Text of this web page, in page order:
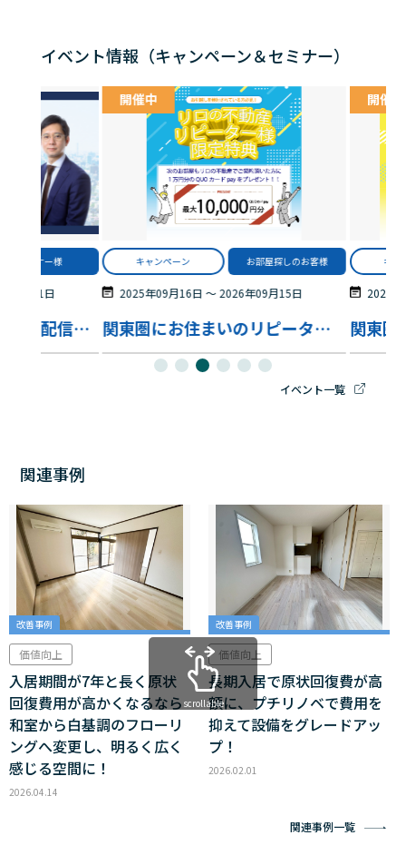
イベント情報（キャンペーン＆セミナー）
オーナー様
09月11日
【WEB 開催・アーカイブ配信あり】10年後に後悔しない資産戦略 ～贈与・NISAを活用して将来の選択肢を広げる考え方～
開催中
キャンペーン お部屋探しのお客様
2025年09月16日 〜2026年09月15日
関東圏にお住まいのリピーター様限定特典！
開催中
キャ
2025
イベント一覧
関連事例
改善事例
価値向上
入居期間が7年と長く原状
回復費用が高かくなるなら
和室から白基調のフローリ
ングへ変更し、明るく広く
感じる空間に！
2026.04.14
改善事例
価値向上
長期入居で原状回復費が高
額に、プチリノベで費用を
抑えて設備をグレードアッ
プ！
2026.02.01
scrollable
関連事例一覧